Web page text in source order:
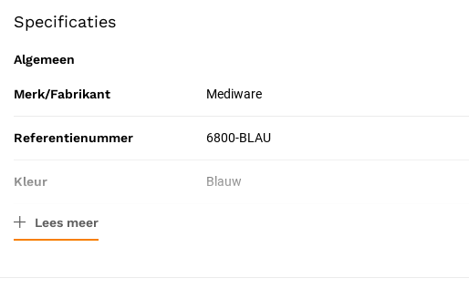
Specificaties
Algemeen
Merk/Fabrikant Mediware
Referentienummer 6800-BLAU
Kleur Blauw
Verpakkingstype
Lees meer